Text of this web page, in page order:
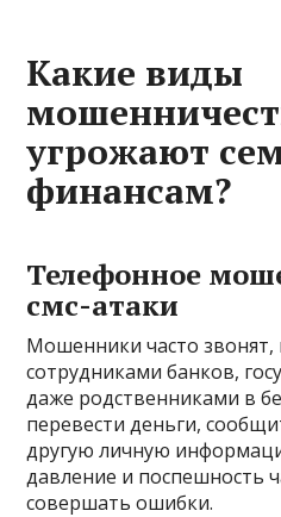
Какие виды
угрожают
финансам?
Телефонное
смс-атаки
Мошенники часто звонят,
сотрудниками банков,
даже родственниками в
перевести деньги,
другую личную
давление и поспешность
совершать ошибки.